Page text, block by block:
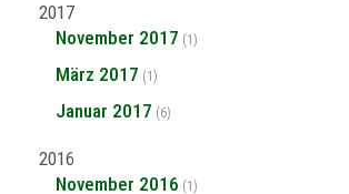
2017
November 2017 (1)
März 2017 (1)
Januar 2017 (6)
2016
November 2016 (1)